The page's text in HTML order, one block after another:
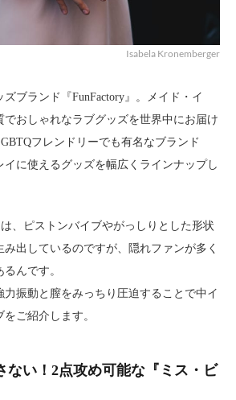
Isabela Kronemberger
ズブランド『FunFactory』。メイド・イ
でおしゃれなラブグッズを世界中にお届け
フレンドリーでも有名なブランド
イに使えるグッズを幅広くラインナップし
、ピストンバイブやがっしりとした形状
出しているのですが、隠れファンが多く
んです。
振動と膣をみっちり圧迫することで中イ
ご紹介します。
ない！2点攻め可能な『ミス・ビ